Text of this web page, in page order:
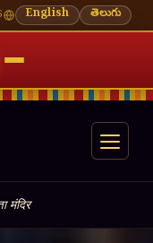
चतुर्थी⛩ काशी विश्वनाथ — आज के
English తెలుగు
मंदिर